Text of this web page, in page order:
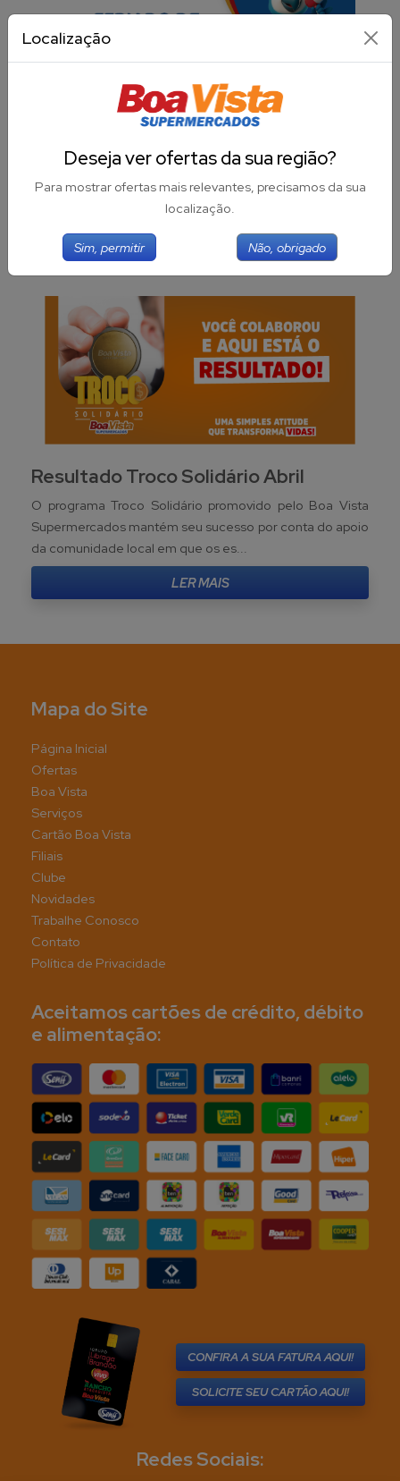
Horários Feriado de 04 de Junho
Confira os horários de atendimento do Boa Vista
Supermercados, neste feriado de Tiradentes:
HORÁRIOS 04 DE JUN...
Resultado Troco Solidário Abril
O programa Troco Solidário promovido pelo Boa Vista
Supermercados mantém seu sucesso por conta do apoio
da comunidade local em que os es...
LER MAIS
Mapa do Site
Página Inicial
Ofertas
Boa Vista
Serviços
Cartão Boa Vista
Filiais
Clube
Novidades
Trabalhe Conosco
Contato
Política de Privacidade
Aceitamos cartões de crédito, débito
e alimentação:
CONFIRA A SUA FATURA AQUI!
SOLICITE SEU CARTÃO AQUI!
Redes Sociais:
Localização
Deseja ver ofertas da sua região?
Para mostrar ofertas mais relevantes, precisamos da sua
localização.
Sim, permitir Não, obrigado